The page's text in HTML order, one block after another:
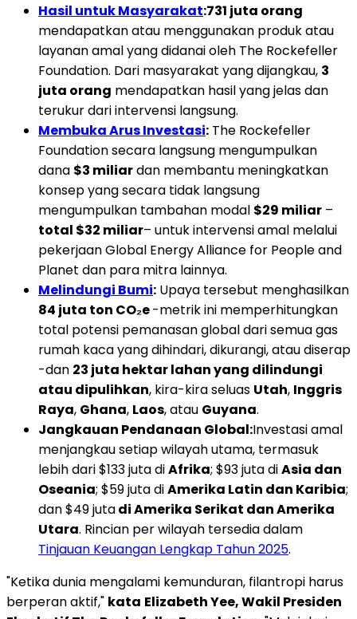
Hasil untuk Masyarakat:731 juta orang
mendapatkan atau menggunakan produk atau
layanan amal yang didanai oleh The Rockefeller
Foundation. Dari masyarakat yang dijangkau, 3
juta orang mendapatkan hasil yang jelas dan
terukur dari intervensi langsung.
Membuka Arus Investasi: The Rockefeller
Foundation secara langsung mengumpulkan
dana $3 miliardan membantu meningkatkan
konsep yang secara tidak langsung
mengumpulkan tambahan modal $29 miliar –
total $32 miliar– untuk intervensi amal melalui
pekerjaan Global Energy Alliance for People and
Planet dan para mitra lainnya.
Melindungi Bumi: Upaya tersebut menghasilkan
84 juta ton CO₂e-metrik ini memperhitungkan
total potensi pemanasan global dari semua gas
rumah kaca yang dihindari, dikurangi, atau diserap
-dan 23 juta hektar lahan yang dilindungi
atau dipulihkan, kira-kira seluas Utah, Inggris
Raya, Ghana, Laos, atau Guyana.
Jangkauan Pendanaan Global:Investasi amal
menjangkau setiap wilayah utama, termasuk
lebih dari $133 juta diAfrika; $93 juta diAsia dan
Oseania; $59 juta diAmerika Latin dan Karibia;
dan $49 jutadi Amerika Serikat dan Amerika
Utara. Rincian per wilayah tersedia dalam
Tinjauan Keuangan Lengkap Tahun 2025.
"Ketika dunia mengalami kemunduran, filantropi harus
berperan aktif," kata Elizabeth Yee, Wakil Presiden